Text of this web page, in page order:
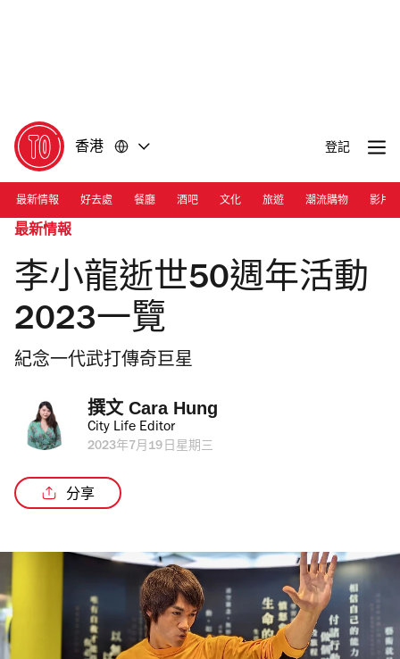
香港 登記
最新情報 好去處 餐廳 酒吧 文化 旅遊 潮流購物 影片
最新情報
李小龍逝世50週年活動
2023一覽
紀念一代武打傳奇巨星
撰文 Cara Hung
City Life Editor
2023年7月19日星期三
分享